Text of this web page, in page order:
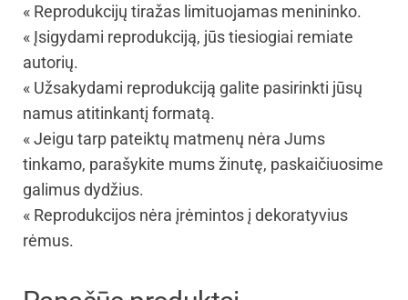
« Reprodukcijų tiražas limituojamas menininko.
« Įsigydami reprodukciją, jūs tiesiogiai remiate
autorių.
« Užsakydami reprodukciją galite pasirinkti jūsų
namus atitinkantį formatą.
« Jeigu tarp pateiktų matmenų nėra Jums
tinkamo, parašykite mums žinutę, paskaičiuosime
galimus dydžius.
« Reprodukcijos nėra įrėmintos į dekoratyvius
rėmus.